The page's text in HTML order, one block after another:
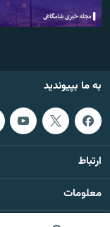
به ما بپیوندید
ارتباط
معلومات